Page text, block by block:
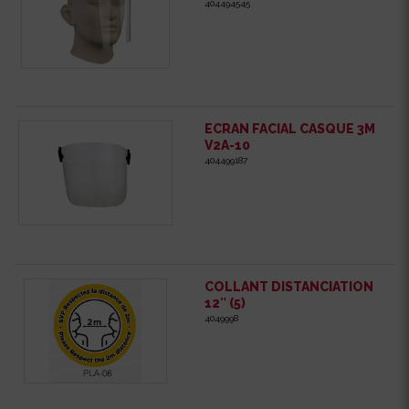
404494545
ECRAN FACIAL CASQUE 3M
V2A-10
404499187
COLLANT DISTANCIATION
12″ (5)
4049998